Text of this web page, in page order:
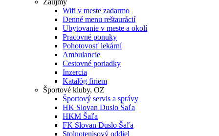
Záujmy
Wifi v meste zadarmo
Denné menu reštaurácií
Ubytovanie v meste a okolí
Pracovné ponuky
Pohotovosť lekární
Ambulancie
Cestovné poriadky
Inzercia
Katalóg firiem
Športové kluby, OZ
Športový servis a správy
HK Slovan Duslo Šaľa
HKM Šaľa
FK Slovan Duslo Šaľa
Stolnotenisový oddiel